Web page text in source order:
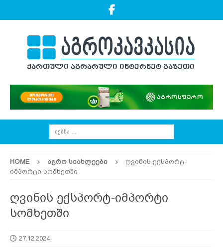
HOME ᲐᲒᲠᲝ ᲡᲘᲐᲮᲚᲔᲔᲑᲘ
ღვინის ექსპორტ-
იმპორტი სომხეთში
ღვინის ექსპორტ-იმპორტი
სომხეთში
27.12.2024